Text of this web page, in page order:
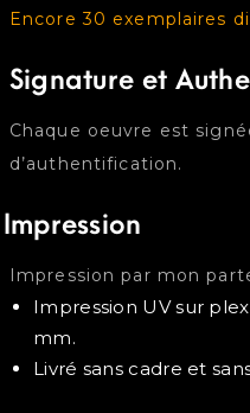
Encore 30 exemplaires
Signature et
Chaque oeuvre est
d’authentification.
Impression
Impression par mon
Impression UV sur
mm.
Livré sans cadre et